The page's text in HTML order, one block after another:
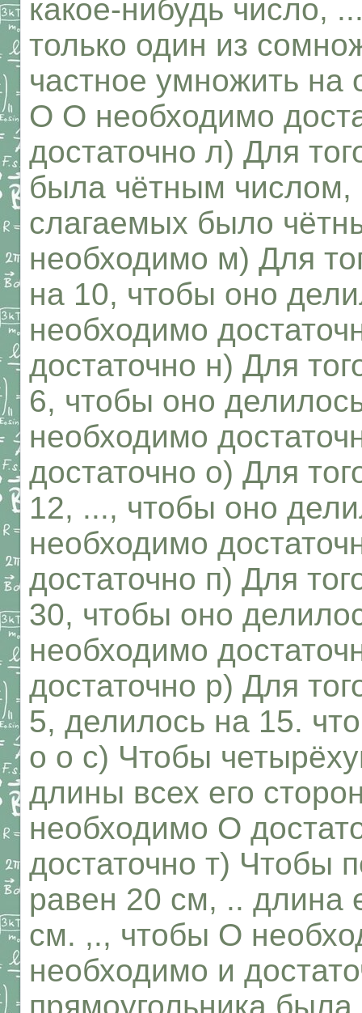
какое-нибудь число,
только один из
частное умножить
О О необходимо
достаточно л) Для
была чётным числом,
слагаемых было
необходимо м) Для
на 10, чтобы оно
необходимо
достаточно н) Для
6, чтобы оно
необходимо
достаточно о) Для
12, ..., чтобы оно
необходимо
достаточно п) Для
30, чтобы оно
необходимо
достаточно р) Для
5, делилось на 15.
о о с) Чтобы
длины всех его
необходимо О
достаточно т) Чтобы
равен 20 см, .. длина
см. ,., чтобы О
необходимо и